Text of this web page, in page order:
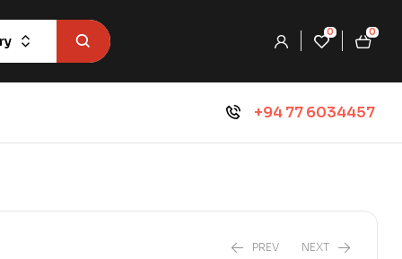
0 0
+94 77 6034457
PREV NEXT